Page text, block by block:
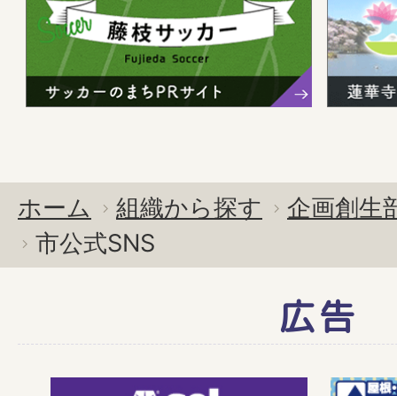
ホーム 組織から探す
企画創生
市公式SNS
広告